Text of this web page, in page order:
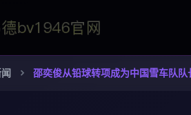
邵奕俊从铅球转项成为中国雪车队